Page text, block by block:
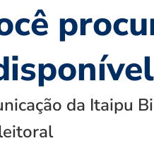
da Itaipu